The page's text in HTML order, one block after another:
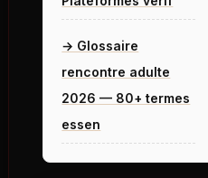
→ Glossaire
rencontre adulte
2026 — 80+ termes
essen